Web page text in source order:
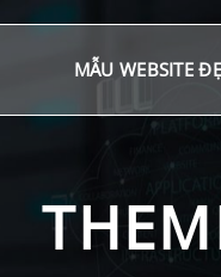
MẪU WEBSITE